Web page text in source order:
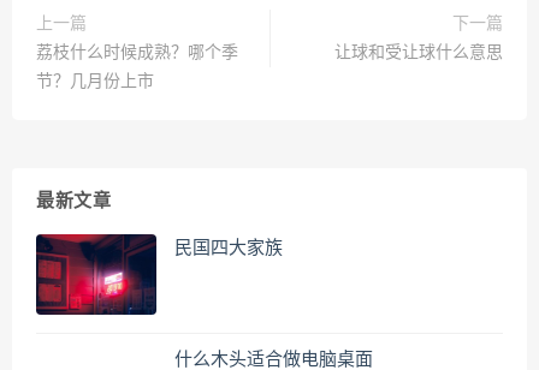
上一篇
荔枝什么时候成熟？哪个季
节？几月份上市
下一篇
让球和受让球什么意思
最新文章
民国四大家族
什么木头适合做电脑桌面